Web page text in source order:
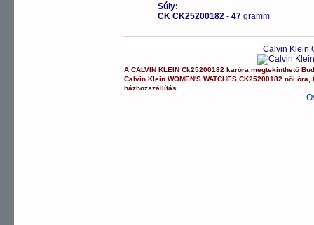
Súly:
CK CK25200182 - 47 gramm
Calvin Klein
ACALVIN KLEIN Ck25200182 karóra megtekinthető
Calvin Klein WOMEN'S WATCHES CK25200182 női óra ,
házhozszállítás